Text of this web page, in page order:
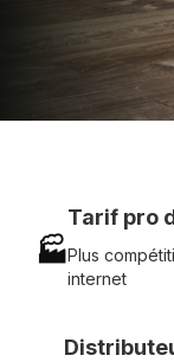
Voir tous nos
🏭
Tarif pro
Plus
internet